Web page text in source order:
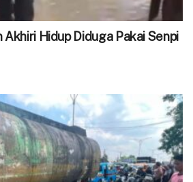
Akhiri Hidup Diduga Pakai Senpi